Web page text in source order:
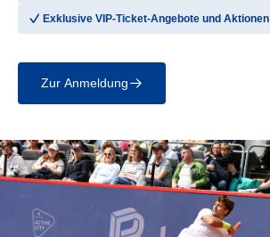
􀆅 Exklusive VIP-Ticket-Angebote und Aktionen
Zur Anmeldung􀄫